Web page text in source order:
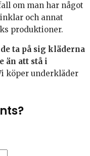
om man har något
och annat
produktioner.
ta på sig kläderna
än att stå i
köper underkläder